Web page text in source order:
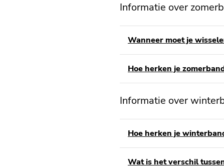
Informatie over
Wanneer moet je
Hoe herken je
Informatie over
Hoe herken je
Wat is het verschil